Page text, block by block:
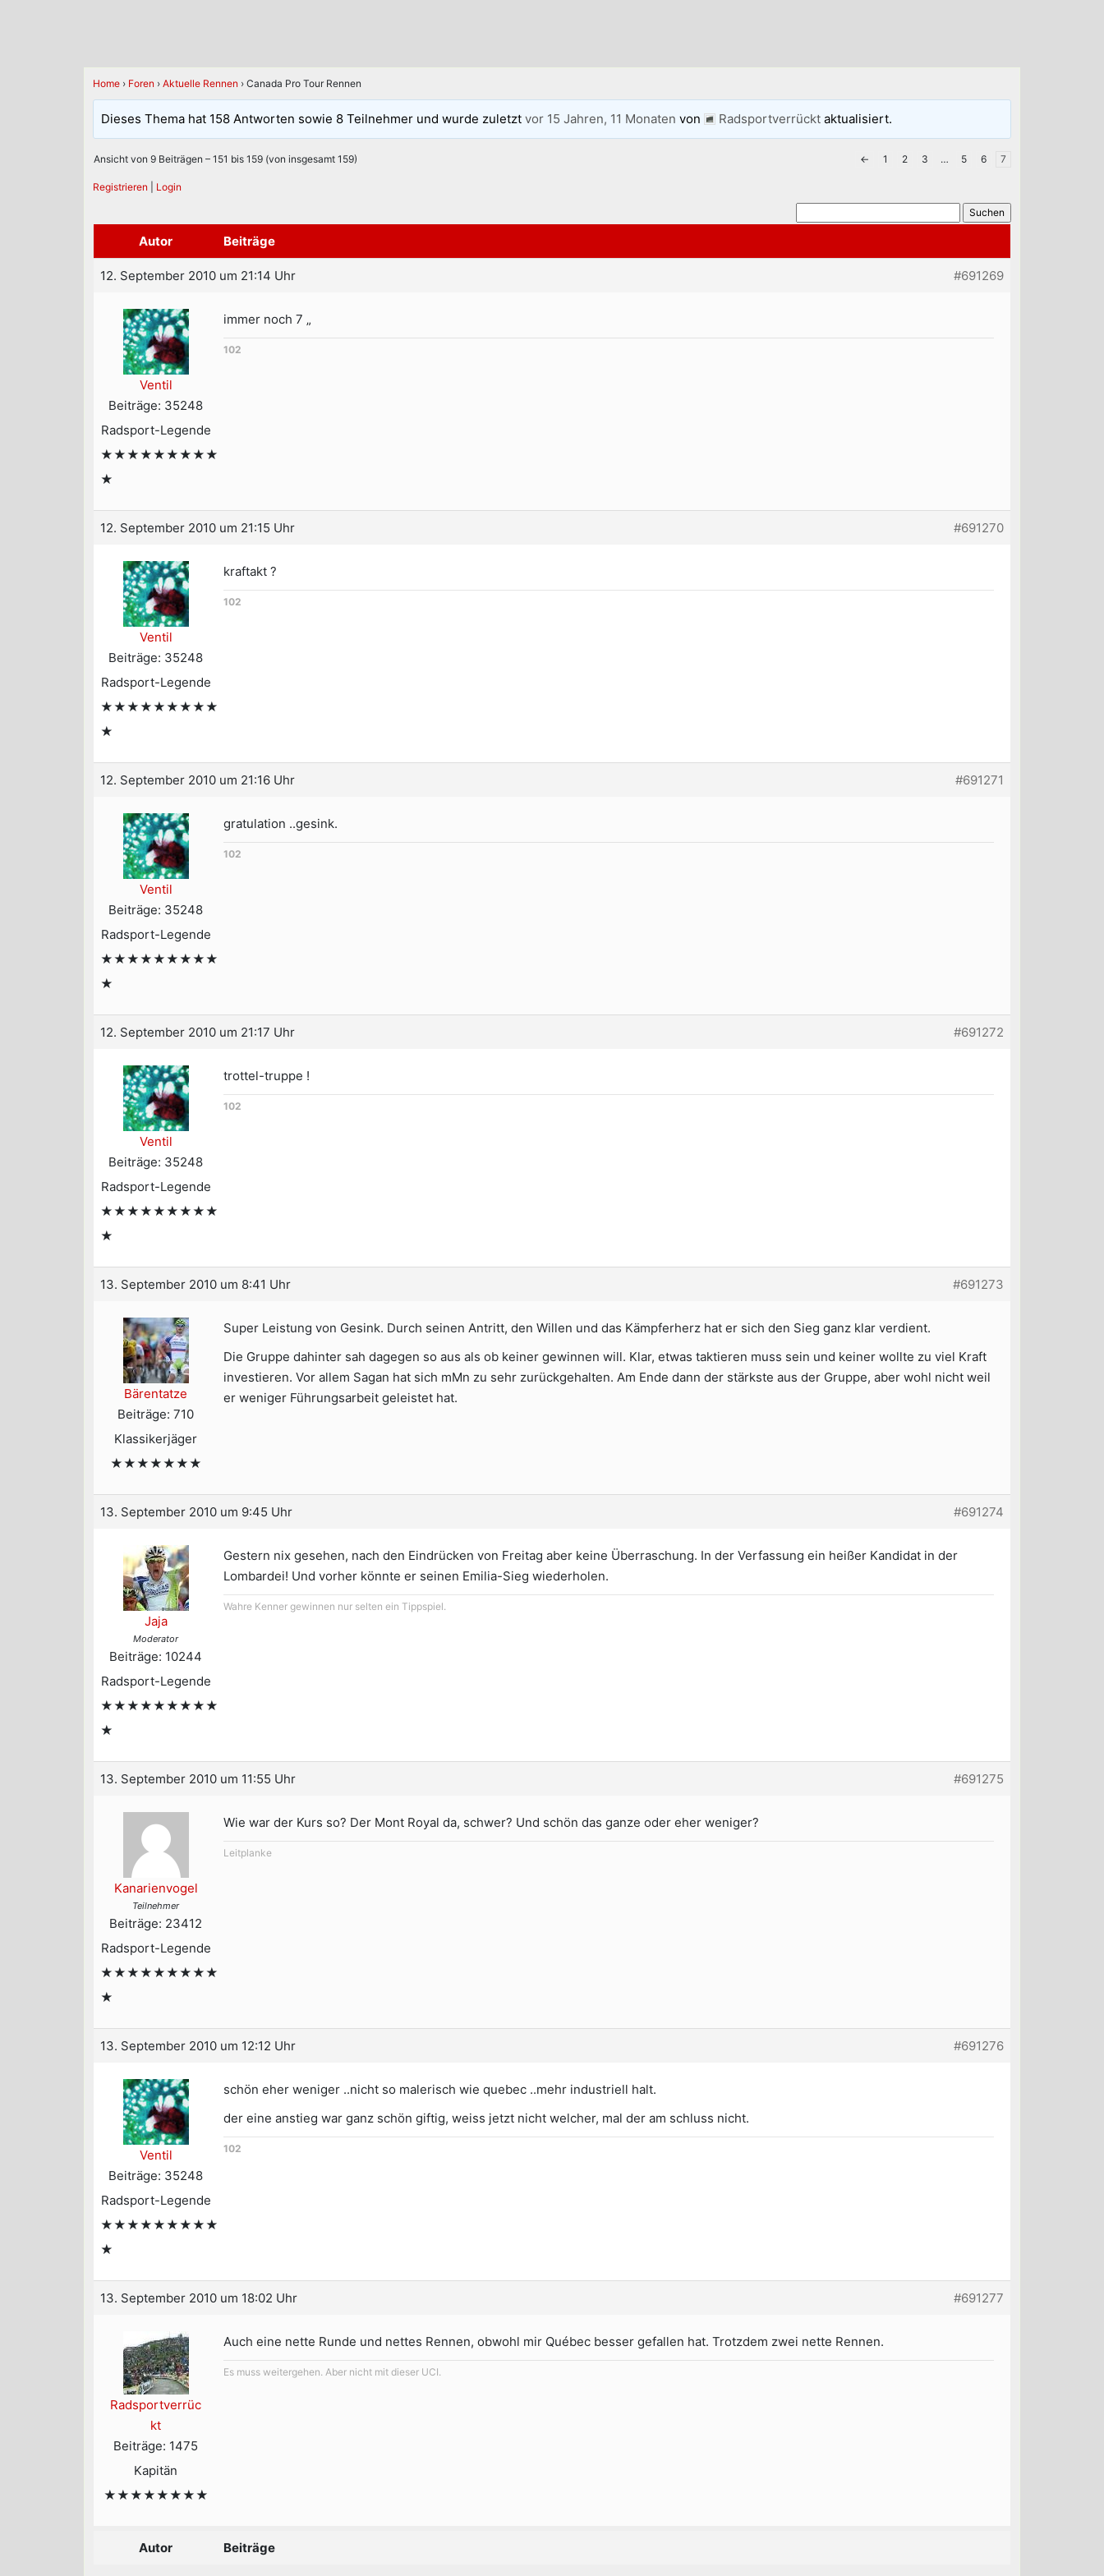
Home › Foren › Aktuelle Rennen › Canada Pro Tour Rennen
Dieses Thema hat 158 Antworten sowie 8 Teilnehmer und wurde zuletztvor 15 Jahren, 11 Monaten von Radsportverrückt aktualisiert.
Ansicht von 9 Beiträgen – 151 bis 159 (von insgesamt 159) ← 1 2 3 … 5 6 7
Registrieren Login
Autor Beiträge
12. September 2010 um 21:14 Uhr #691269
Ventil
Beiträge: 35248
Radsport-Legende
★★★★★★★★★
★
immer noch 7 „
102
12. September 2010 um 21:15 Uhr #691270
Ventil
Beiträge: 35248
Radsport-Legende
★★★★★★★★★
★
kraftakt ?
102
12. September 2010 um 21:16 Uhr #691271
Ventil
Beiträge: 35248
Radsport-Legende
★★★★★★★★★
★
gratulation ..gesink.
102
12. September 2010 um 21:17 Uhr #691272
Ventil
Beiträge: 35248
Radsport-Legende
★★★★★★★★★
★
trottel-truppe !
102
13. September 2010 um 8:41 Uhr #691273
Bärentatze
Beiträge: 710
Klassikerjäger
★★★★★★★
Super Leistung von Gesink. Durch seinen Antritt, den Willen und das Kämpferherz hat er sich den Sieg ganz klar verdient.
Die Gruppe dahinter sah dagegen so aus als ob keiner gewinnen will. Klar, etwas taktieren muss sein und keiner wollte zu viel Kraft
investieren. Vor allem Sagan hat sich mMn zu sehr zurückgehalten. Am Ende dann der stärkste aus der Gruppe, aber wohl nicht weil
er weniger Führungsarbeit geleistet hat.
13. September 2010 um 9:45 Uhr #691274
Jaja
Moderator
Beiträge: 10244
Radsport-Legende
★★★★★★★★★
★
Gestern nix gesehen, nach den Eindrücken von Freitag aber keine Überraschung. In der Verfassung ein heißer Kandidat in der
Lombardei! Und vorher könnte er seinen Emilia-Sieg wiederholen.
Wahre Kenner gewinnen nur selten ein Tippspiel.
13. September 2010 um 11:55 Uhr #691275
Kanarienvogel
Teilnehmer
Beiträge: 23412
Radsport-Legende
★★★★★★★★★
★
Wie war der Kurs so? Der Mont Royal da, schwer? Und schön das ganze oder eher weniger?
Leitplanke
13. September 2010 um 12:12 Uhr #691276
Ventil
Beiträge: 35248
Radsport-Legende
★★★★★★★★★
★
schön eher weniger ..nicht so malerisch wie quebec ..mehr industriell halt.
der eine anstieg war ganz schön giftig, weiss jetzt nicht welcher, mal der am schluss nicht.
102
13. September 2010 um 18:02 Uhr #691277
Radsportverrüc
kt
Beiträge: 1475
Kapitän
★★★★★★★★
Auch eine nette Runde und nettes Rennen, obwohl mir Québec besser gefallen hat. Trotzdem zwei nette Rennen.
Es muss weitergehen. Aber nicht mit dieser UCI.
Autor Beiträge